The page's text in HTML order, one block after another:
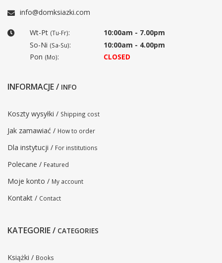
info@domksiazki.com
Wt-Pt (Tu-Fr):
10:00am - 7.00pm
So-Ni (Sa-Su):
10:00am - 4.00pm
Pon (Mo): CLOSED
INFORMACJE / INFO
Koszty wysyłki / Shipping cost
Jak zamawiać / How to order
Dla instytucji / For institutions
Polecane / Featured
Moje konto / My account
Kontakt / Contact
KATEGORIE / CATEGORIES
Książki / Books